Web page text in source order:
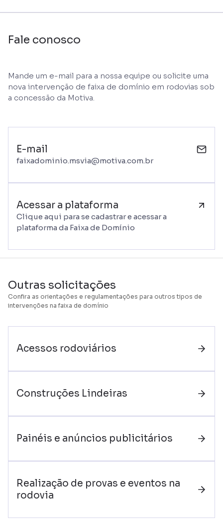
Fale conosco
Mande um e-mail para a nossa equipe ou solicite uma
nova intervenção de faixa de domínio em rodovias sob
a concessão da Motiva.
E-mail
faixadominio.msvia@motiva.com.br
Acessar a plataforma
Clique aqui para se cadastrar e acessar a
plataforma da Faixa de Domínio
Outras solicitações
Confira as orientações e regulamentações para outros tipos de
intervenções na faixa de domínio
Acessos rodoviários
Construções Lindeiras
Painéis e anúncios publicitários
Realização de provas e eventos na
rodovia